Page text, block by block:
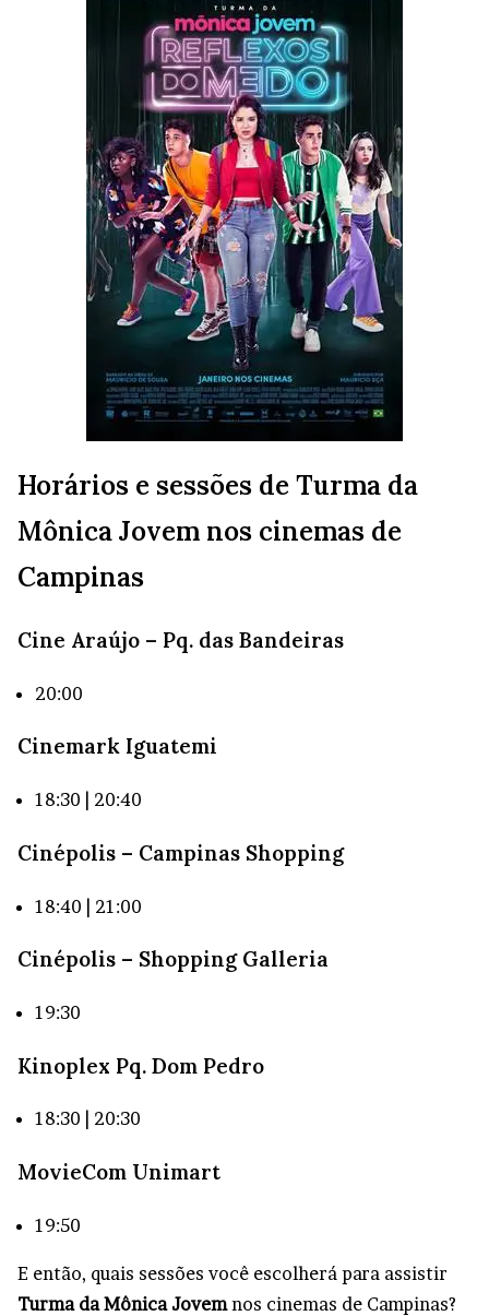
Horários e sessões de Turma da
Mônica Jovem nos cinemas de
Campinas
Cine Araújo – Pq. das Bandeiras
20:00
Cinemark Iguatemi
18:30 | 20:40
Cinépolis – Campinas Shopping
18:40 | 21:00
Cinépolis – Shopping Galleria
19:30
Kinoplex Pq. Dom Pedro
18:30 | 20:30
MovieCom Unimart
19:50
E então, quais sessões você escolherá para assistir
Turma da Mônica Jovemnos cinemas de Campinas?